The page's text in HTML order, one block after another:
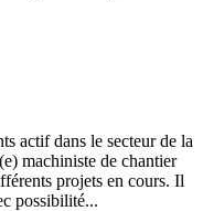
actif dans le secteur de la
machiniste de chantier
projets en cours. Il
possibilité...